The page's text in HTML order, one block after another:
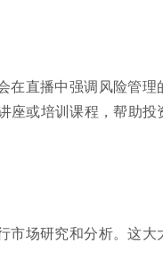
在直播中强调风险管理
座或培训课程，帮助投
市场研究和分析。这大